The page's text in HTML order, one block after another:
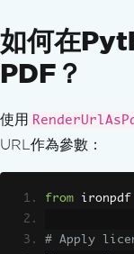
如何在
PDF？
使用
URL作為參數：
from ironpdf
# Apply